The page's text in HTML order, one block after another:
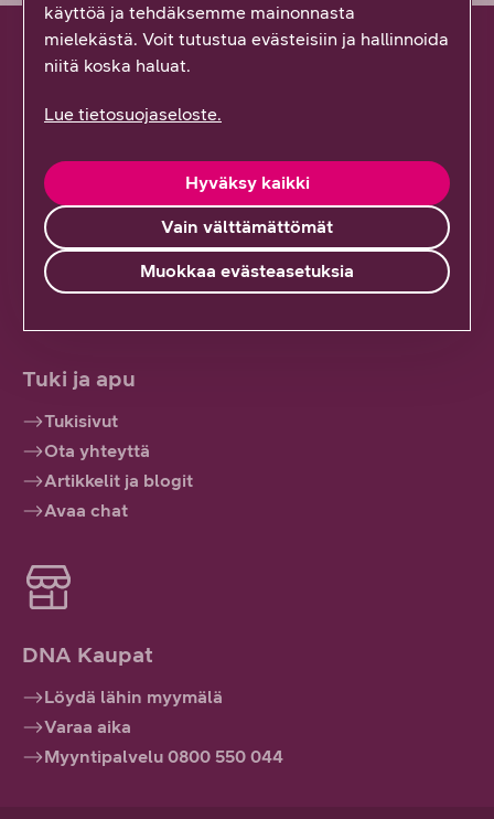
Hallinnoi palveluitasi
Kirjaudu sisään
Oma DNA
Prepaid-asiakkaat
Tuki ja apu
Tukisivut
Ota yhteyttä
Artikkelit ja blogit
Avaa chat
DNA Kaupat
Löydä lähin myymälä
Varaa aika
Myyntipalvelu 0800 550 044
käyttöä ja tehdäksemme mainonnasta
mielekästä. Voit tutustua evästeisiin ja hallinnoida
niitä koska haluat.
Lue tietosuojaseloste.
Vain välttämättömät
Hyväksy kaikki
Muokkaa evästeasetuksia